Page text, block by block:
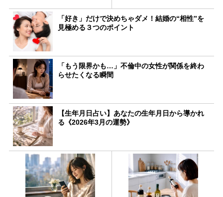
「好き」だけで決めちゃダメ！結婚の“相性”を
見極める３つのポイント
「もう限界かも…」不倫中の女性が関係を終わ
らせたくなる瞬間
【生年月日占い】あなたの生年月日から導かれ
る《2026年3月の運勢》